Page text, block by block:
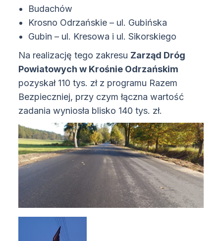
Budachów
Krosno Odrzańskie – ul. Gubińska
Gubin – ul. Kresowa i ul. Sikorskiego
Na realizację tego zakresu Zarząd Dróg
Powiatowych w Krośnie Odrzańskim
pozyskał 110 tys. zł z programu Razem
Bezpieczniej, przy czym łączna wartość
zadania wyniosła blisko 140 tys. zł.